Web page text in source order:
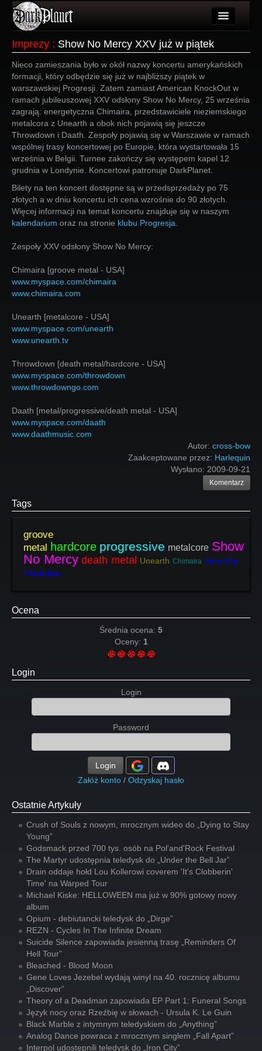
Wydarzenia
Galeria
Forum
Więcej
Login
Imprezy : Show No Mercy XXV już w piątek
Nieco zamieszania było w okół nazwy koncertu amerykańskich
formacji, który odbędzie się już w najbliższy piątek w
warszawskiej Progresji. Zatem zamiast American KnockOut w
ramach jubileuszowej XXV odsłony Show No Mercy, 25 września
zagrają: energetyczna Chimaira, przedstawiciele nieziemskiego
metalcora z Unearth a obok nich pojawią się jeszcze
Throwdown i Daath. Zespoły pojawią się w Warszawie w ramach
wspólnej trasy koncertowej po Europie, która wystartowała 15
września w Belgii. Turnee zakończy się występem kapel 12
grudnia w Londynie. Koncertowi patronuje DarkPlanet.
Bilety na ten koncert dostępne są w przedsprzedaży po 75
złotych a w dniu koncertu ich cena wzrośnie do 90 złotych.
Więcej informacji na temat koncertu znajduje się w naszym
kalendarium oraz na stronie klubu Progresja
Zespoły XXV odsłony Show No Mercy:
Chimaira [groove metal - USA]
www.myspace.com/chimaira
www.chimaira.com
Unearth [metalcore - USA]
www.myspace.com/unearth
www.unearth.tv
Throwdown [death metal/hardcore - USA]
www.myspace.com/throwdown
www.throwdowngo.com
Daath [metal/progressive/death metal - USA]
www.myspace.com/daath
www.daathmusic.com
Autor: cross-bow
Zaakceptowane przez: Harlequin
Wysłano: 2009-09-21
Komentarz
Tags
groove
metal hardcore progressive metalcore Show
No Mercy death metal Unearth Chimaira KnockOut
Production
Ocena
Średnia ocena: 5
Oceny: 1
Login
Login
Password
Login
Załóż konto / Odzyskaj hasło
Ostatnie Artykuły
Crush of Souls z nowym, mrocznym wideo do „Dying to Stay
Young”
Godsmack przed 700 tys. osób na Pol'and'Rock Festival
The Martyr udostępnia teledysk do „Under the Bell Jar”
Drain oddaje hołd Lou Kollerowi coverem 'It's Clobberin'
Time' na Warped Tour
Michael Kiske: HELLOWEEN ma już w 90% gotowy nowy
album
Opium - debiutancki teledysk do „Dirge”
REZN - Cycles In The Infinite Dream
Suicide Silence zapowiada jesienną trasę „Reminders Of
Hell Tour”
Bleached - Blood Moon
Gene Loves Jezebel wydają winyl na 40. rocznicę albumu
„Discover”
Theory of a Deadman zapowiada EP Part 1: Funeral Songs
Język nocy oraz Rzeźbię w słowach - Ursula K. Le Guin
Black Marble z intymnym teledyskiem do „Anything”
Analog Dance powraca z mrocznym singlem „Fall Apart”
Interpol udostępnili teledysk do „Iron City”